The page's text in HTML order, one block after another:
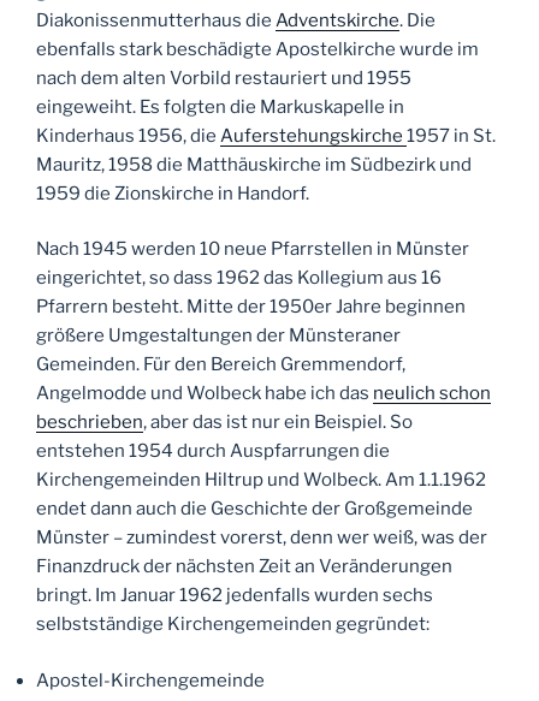
Diakonissenmutterhaus die Adventskirche. Die
ebenfalls stark beschädigte Apostelkirche wurde im
nach dem alten Vorbild restauriert und 1955
eingeweiht. Es folgten die Markuskapelle in
Kinderhaus 1956, die Auferstehungskirche 1957 in St.
Mauritz, 1958 die Matthäuskirche im Südbezirk und
1959 die Zionskirche in Handorf.
Nach 1945 werden 10 neue Pfarrstellen in Münster
eingerichtet, so dass 1962 das Kollegium aus 16
Pfarrern besteht. Mitte der 1950er Jahre beginnen
größere Umgestaltungen der Münsteraner
Gemeinden. Für den Bereich Gremmendorf,
Angelmodde und Wolbeck habe ich das neulich schon
beschrieben, aber das ist nur ein Beispiel. So
entstehen 1954 durch Auspfarrungen die
Kirchengemeinden Hiltrup und Wolbeck. Am 1.1.1962
endet dann auch die Geschichte der Großgemeinde
Münster – zumindest vorerst, denn wer weiß, was der
Finanzdruck der nächsten Zeit an Veränderungen
bringt. Im Januar 1962 jedenfalls wurden sechs
selbstständige Kirchengemeinden gegründet:
Apostel-Kirchengemeinde